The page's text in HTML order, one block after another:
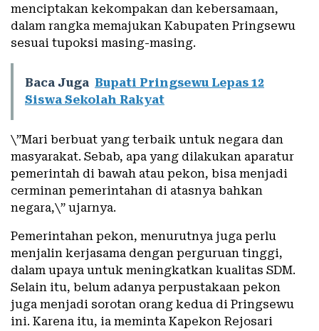
menciptakan kekompakan dan kebersamaan,
dalam rangka memajukan Kabupaten Pringsewu
sesuai tupoksi masing-masing.
Baca Juga Bupati Pringsewu Lepas 12
Siswa Sekolah Rakyat
\”Mari berbuat yang terbaik untuk negara dan
masyarakat. Sebab, apa yang dilakukan aparatur
pemerintah di bawah atau pekon, bisa menjadi
cerminan pemerintahan di atasnya bahkan
negara,\” ujarnya.
Pemerintahan pekon, menurutnya juga perlu
menjalin kerjasama dengan perguruan tinggi,
dalam upaya untuk meningkatkan kualitas SDM.
Selain itu, belum adanya perpustakaan pekon
juga menjadi sorotan orang kedua di Pringsewu
ini. Karena itu, ia meminta Kapekon Rejosari